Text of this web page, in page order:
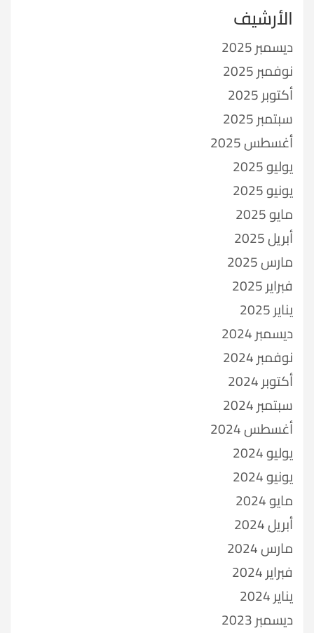
الأرشيف
ديسمبر 2025
نوفمبر 2025
أكتوبر 2025
سبتمبر 2025
أغسطس 2025
يوليو 2025
يونيو 2025
مايو 2025
أبريل 2025
مارس 2025
فبراير 2025
يناير 2025
ديسمبر 2024
نوفمبر 2024
أكتوبر 2024
سبتمبر 2024
أغسطس 2024
يوليو 2024
يونيو 2024
مايو 2024
أبريل 2024
مارس 2024
فبراير 2024
يناير 2024
ديسمبر 2023